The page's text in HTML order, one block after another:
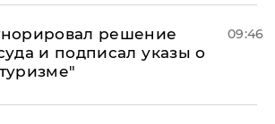
решение
и подписал указы о
09:46